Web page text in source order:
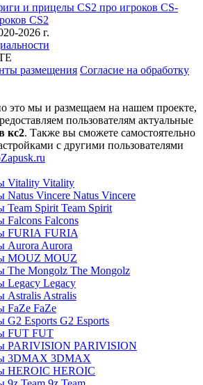
CS-
CS2
2026 г.
размещения Согласие на обработку
это мы и размещаем на нашем проекте,
пользователям актуальные
кс2. Также вы сможете самостоятельно
с другими пользователями
Vitality
Natus Vincere
Team Spirit
Falcons
FURIA
Aurora
MOUZ
The Mongolz
Legacy
Astralis
FaZe
G2 Esports
FUT
PARIVISION
3DMAX
HEROIC